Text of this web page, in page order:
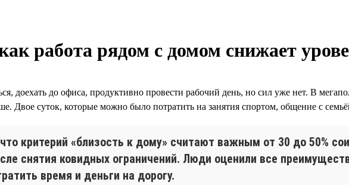
работа рядом с домом снижает
доехать до офиса, продуктивно провести рабочий день, но сил уже нет. В
Двое суток, которые можно было потратить на занятия спортом, общение с
критерий «близость к дому» считают важным от 30 до 50%
снятия ковидных ограничений. Люди оценили все
время и деньги на дорогу.